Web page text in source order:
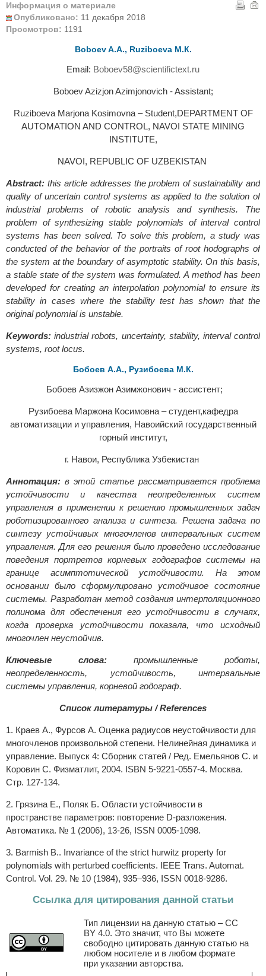
Информация о материале
Опубликовано: 11 декабря 2018
Просмотров: 1191
Boboev A.А., Ruziboeva M.К.
Email: Boboev58@scientifictext.ru
Boboev Azizjon Azimjonovich - Assistant;
Ruziboeva Marjona Kosimovna – Student,DEPARTMENT OF
AUTOMATION AND CONTROL, NAVOI STATE MINING
INSTITUTE,
NAVOI, REPUBLIC OF UZBEKISTAN
Abstract: this article addresses the problem of sustainability and
quality of uncertain control systems as applied to the solution of
industrial problems of robotic analysis and synthesis. The
problem of synthesizing stable polynomials of interval control
systems has been solved. To solve this problem, a study was
conducted of the behavior of the portraits of root hodographs of
the system at the boundary of asymptotic stability. On this basis,
a stable state of the system was formulated. A method has been
developed for creating an interpolation polynomial to ensure its
stability in cases where the stability test has shown that the
original polynomial is unstable.
Keywords: industrial robots, uncertainty, stability, interval control
systems, root locus.
Бобоев А.А., Рузибоева М.К.
Бобоев Азизжон Азимжонович - ассистент;
Рузибоева Маржона Косимовна – студент,кафедра
автоматизации и управления, Навоийский государственный
горный институт,
г. Навои, Республика Узбекистан
Аннотация: в этой статье рассматривается проблема
устойчивости и качества неопределенных систем
управления в применении к решению промышленных задач
роботизированного анализа и синтеза. Решена задача по
синтезу устойчивых многочленов интервальных систем
управления. Для его решения было проведено исследование
поведения портретов корневых годографов системы на
границе асимптотической устойчивости. На этом
основании было сформулировано устойчивое состояние
системы. Разработан метод создания интерполяционного
полинома для обеспечения его устойчивости в случаях,
когда проверка устойчивости показала, что исходный
многочлен неустойчив.
Ключевые слова: промышленные роботы,
неопределенность, устойчивость, интервальные
системы управления, корневой годограф.
Список литературы / References
1. Краев А., Фурсов А. Оценка радиусов неустойчивости для
многочленов произвольной степени. Нелинейная динамика и
управление. Выпуск 4: Сборник статей / Ред. Емельянов С. и
Коровин С. Физматлит, 2004. ISBN 5-9221-0557-4. Москва.
Стр. 127-134.
2. Грязина Е., Поляк Б. Области устойчивости в
пространстве параметров: повторение D-разложения.
Автоматика. № 1 (2006), 13-26, ISSN 0005-1098.
3. Barmish B.. Invariance of the strict hurwitz property for
polynomials with perturbed coefficients. IEEE Trans. Automat.
Control. Vol. 29. № 10 (1984), 935–936, ISSN 0018-9286.
Ссылка для цитирования данной статьи
Тип лицензии на данную статью – CC
BY 4.0. Это значит, что Вы можете
свободно цитировать данную статью на
любом носителе и в любом формате
при указании авторства.